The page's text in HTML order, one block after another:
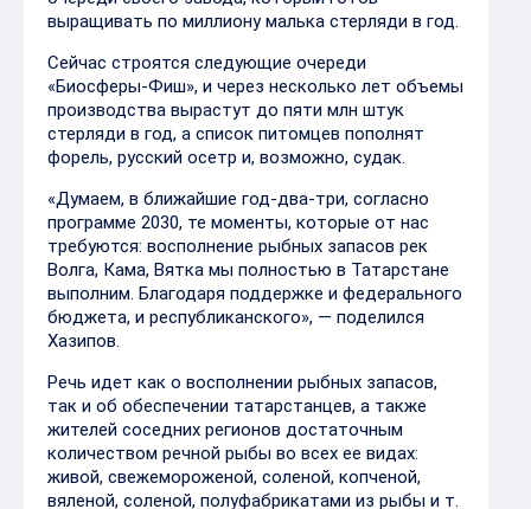
выращивать по миллиону малька стерляди в год.
Сейчас строятся следующие очереди
«Биосферы-Фиш», и через несколько лет объемы
производства вырастут до пяти млн штук
стерляди в год, а список питомцев пополнят
форель, русский осетр и, возможно, судак.
«Думаем, в ближайшие год-два-три, согласно
программе 2030, те моменты, которые от нас
требуются: восполнение рыбных запасов рек
Волга, Кама, Вятка мы полностью в Татарстане
выполним. Благодаря поддержке и федерального
бюджета, и республиканского», — поделился
Хазипов.
Речь идет как о восполнении рыбных запасов,
так и об обеспечении татарстанцев, а также
жителей соседних регионов достаточным
количеством речной рыбы во всех ее видах:
живой, свежемороженой, соленой, копченой,
вяленой, соленой, полуфабрикатами из рыбы и т.